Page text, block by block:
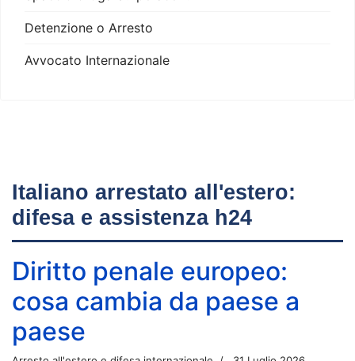
Detenzione o Arresto
Avvocato Internazionale
Italiano arrestato all'estero:
difesa e assistenza h24
Diritto penale europeo:
cosa cambia da paese a
paese